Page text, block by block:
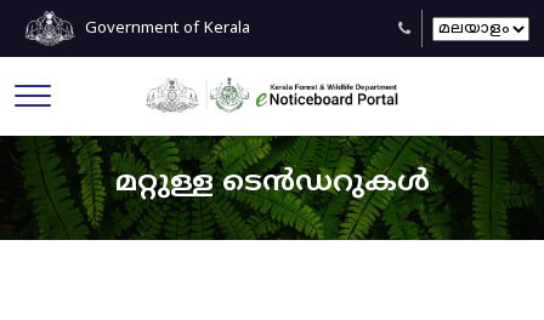
Government of Kerala
മറ്റുള്ള ടെൻഡറുകൾ